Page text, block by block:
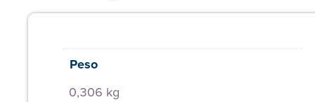
Peso
0,306 kg